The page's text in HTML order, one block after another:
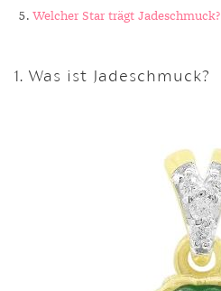
Welcher Star trägt Jadeschmuck?
1. Was ist Jadeschmuck?